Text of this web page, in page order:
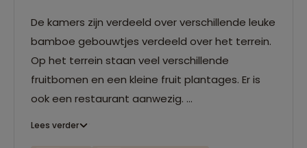
De kamers zijn verdeeld over verschillende leuke
bamboe gebouwtjes verdeeld over het terrein.
Op het terrein staan veel verschillende
fruitbomen en een kleine fruit plantages. Er is
ook een restaurant aanwezig.
Lees verder